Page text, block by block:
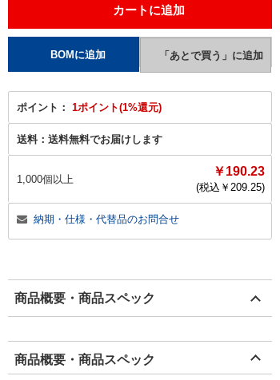
ポイント： 1ポイント(1%還元)
送料： 送料無料でお届けします
1,000個以上
￥190.23
(税込￥ 209.25)
納期・仕様・代替品のお問合せ
商品概要・商品スペック
商品概要・商品スペック